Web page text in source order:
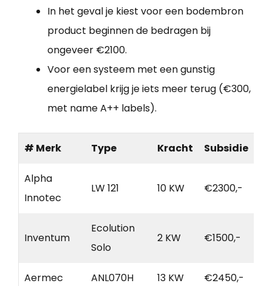
In het geval je kiest voor een bodembron
product beginnen de bedragen bij
ongeveer €2100.
Voor een systeem met een gunstig
energielabel krijg je iets meer terug (€300,
met name A++ labels).
# Merk Type Kracht Subsidie
Alpha
Innotec
LW 121 10 KW €2300,-
Inventum
Ecolution
Solo
2 KW €1500,-
Aermec ANL070H 13 KW €2450,-